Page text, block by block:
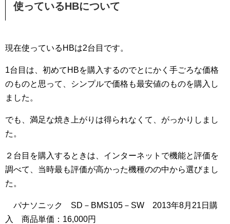
使っているHBについて
現在使っているHBは2台目です。
1台目は、初めてHBを購入するのでとにかく手ごろな価格
のものと思って、シンプルで価格も最安値のものを購入し
ました。
でも、満足な焼き上がりは得られなくて、がっかりしまし
た。
２台目を購入するときは、インターネットで機能と評価を
調べて、当時最も評価が高かった機種のの中から選びまし
た。
パナソニック SD－BMS105－SW 2013年8月21日購
入 商品単価：16,000円